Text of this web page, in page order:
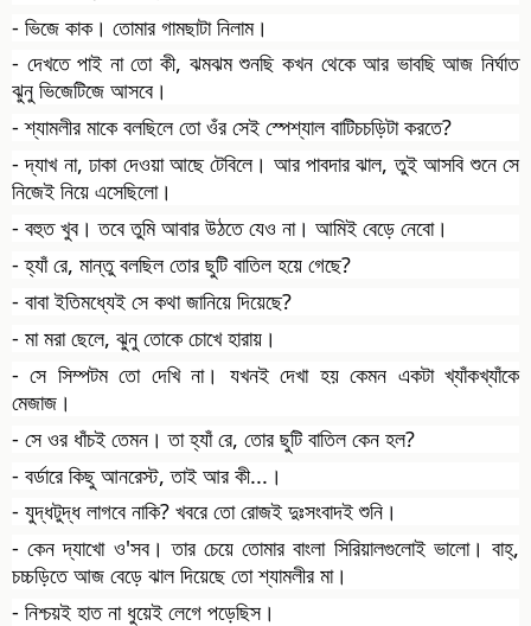
- ভিজে কাক। তোমার গামছাটা নিলাম।
- দেখতে পাই না তো কী, ঝমঝম শুনছি কখন থেকে আর ভাবছি আজ নির্ঘাত
ঝুনু ভিজেটিজে আসবে।
- শ্যামলীর মাকে বলছিলে তো ওঁর সেই স্পেশ্যাল বাটিচচড়িটা করতে?
- দ্যাখ না, ঢাকা দেওয়া আছে টেবিলে। আর পাবদার ঝাল, তুই আসবি শুনে সে
নিজেই নিয়ে এসেছিলো।
- বহুত খুব। তবে তুমি আবার উঠতে যেও না। আমিই বেড়ে নেবো।
- হ্যাঁ রে, মান্তু বলছিল তোর ছুটি বাতিল হয়ে গেছে?
- বাবা ইতিমধ্যেই সে কথা জানিয়ে দিয়েছে?
- মা মরা ছেলে, ঝুনু তোকে চোখে হারায়।
- সে সিম্পটম তো দেখি না। যখনই দেখা হয় কেমন একটা খ্যাঁকখ্যাঁকে
মেজাজ।
- সে ওর ধাঁচই তেমন। তা হ্যাঁ রে, তোর ছুটি বাতিল কেন হল?
- বর্ডারে কিছু আনরেস্ট, তাই আর কী...।
- যুদ্ধটুদ্ধ লাগবে নাকি? খবরে তো রোজই দুঃসংবাদই শুনি।
- কেন দ্যাখো ও'সব। তার চেয়ে তোমার বাংলা সিরিয়ালগুলোই ভালো। বাহ্‌,
চচ্চড়িতে আজ বেড়ে ঝাল দিয়েছে তো শ্যামলীর মা।
- নিশ্চয়ই হাত না ধুয়েই লেগে পড়েছিস।